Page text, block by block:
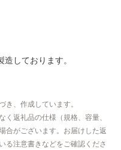
しております。
き、作成しています。
く返礼品の仕様（規格、容量、
合がございます。お届けした返
る注意書きなどをご確認くださ